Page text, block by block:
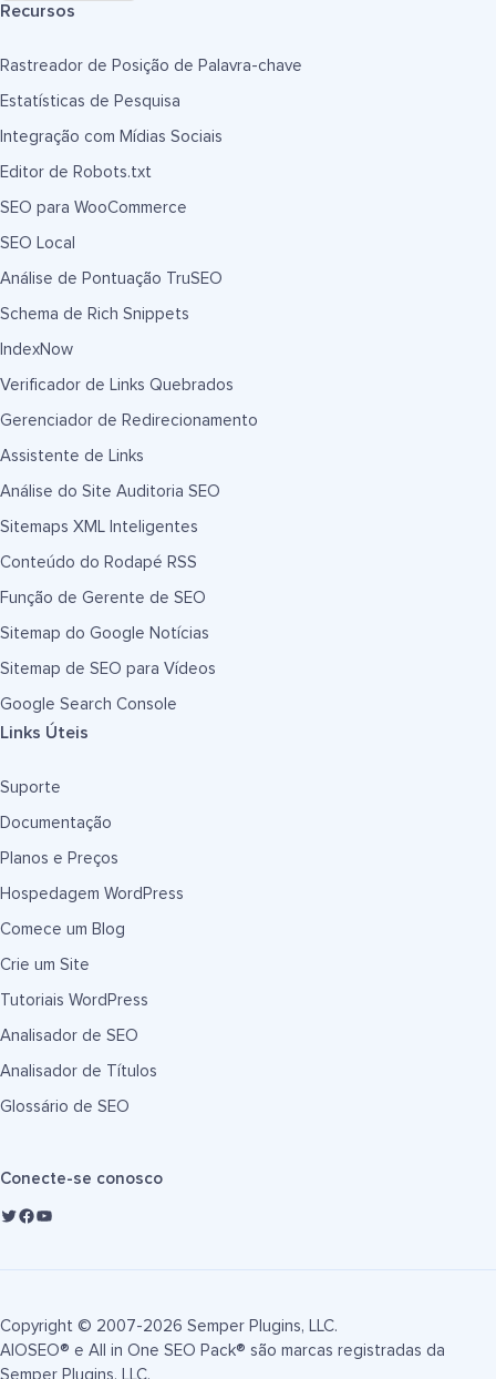
Recursos
Rastreador de Posição de Palavra-chave
Estatísticas de Pesquisa
Integração com Mídias Sociais
Editor de Robots.txt
SEO para WooCommerce
SEO Local
Análise de Pontuação TruSEO
Schema de Rich Snippets
IndexNow
Verificador de Links Quebrados
Gerenciador de Redirecionamento
Assistente de Links
Análise do Site Auditoria SEO
Sitemaps XML Inteligentes
Conteúdo do Rodapé RSS
Função de Gerente de SEO
Sitemap do Google Notícias
Sitemap de SEO para Vídeos
Google Search Console
Links Úteis
Suporte
Documentação
Planos e Preços
Hospedagem WordPress
Comece um Blog
Crie um Site
Tutoriais WordPress
Analisador de SEO
Analisador de Títulos
Glossário de SEO
Conecte-se conosco
Copyright © 2007-2026 Semper Plugins, LLC.
AIOSEO® e All in One SEO Pack® são marcas registradas da
Semper Plugins, LLC.